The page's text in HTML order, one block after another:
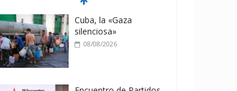
Cuba, la «Gaza
silenciosa»
08/08/2026